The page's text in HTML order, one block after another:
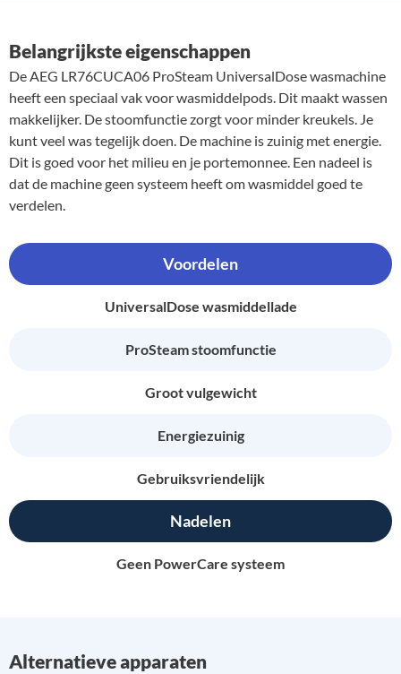
Belangrijkste eigenschappen
De AEG LR76CUCA06 ProSteam UniversalDose wasmachine
heeft een speciaal vak voor wasmiddelpods. Dit maakt wassen
makkelijker. De stoomfunctie zorgt voor minder kreukels. Je
kunt veel was tegelijk doen. De machine is zuinig met energie.
Dit is goed voor het milieu en je portemonnee. Een nadeel is
dat de machine geen systeem heeft om wasmiddel goed te
verdelen.
Voordelen
UniversalDose wasmiddellade
ProSteam stoomfunctie
Groot vulgewicht
Energiezuinig
Gebruiksvriendelijk
Nadelen
Geen PowerCare systeem
Alternatieve apparaten